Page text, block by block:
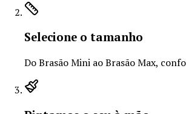
Selecione o tamanho
Do Brasão Mini ao Brasão Max,